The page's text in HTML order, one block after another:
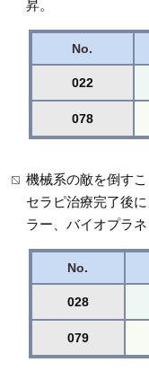
昇。
No.
022
078
機械系の敵を倒すこ
セラピ治療完了後
ラー、バイオプラ
No.
028
079